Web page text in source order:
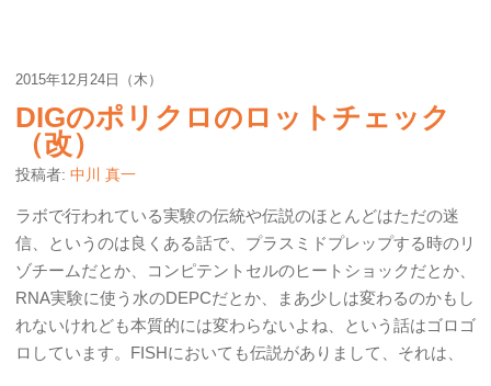
2015年12月24日（木）
DIGのポリクロのロットチェック
（改）
投稿者: 中川 真一
ラボで行われている実験の伝統や伝説のほとんどはただの迷
信、というのは良くある話で、プラスミドプレップする時のリ
ゾチームだとか、コンピテントセルのヒートショックだとか、
RNA実験に使う水のDEPCだとか、まあ少しは変わるのかもし
れないけれども本質的には変わらないよね、という話はゴロゴ
ロしています。FISHにおいても伝説がありまして、それは、